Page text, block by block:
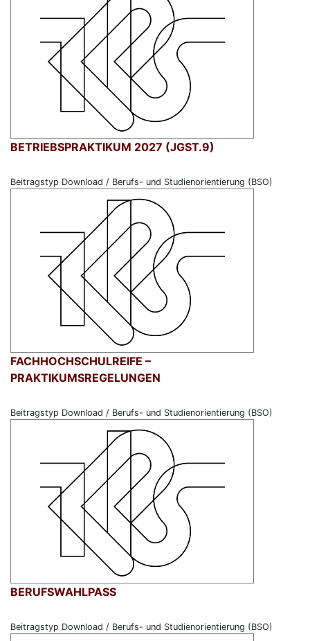
BETRIEBSPRAKTIKUM 2027 (JGST.9)
Beitragstyp Download / Berufs- und Studienorientierung (BSO)
FACHHOCHSCHULREIFE –
PRAKTIKUMSREGELUNGEN
Beitragstyp Download / Berufs- und Studienorientierung (BSO)
BERUFSWAHLPASS
Beitragstyp Download / Berufs- und Studienorientierung (BSO)